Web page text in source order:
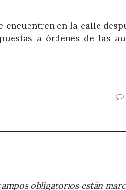
encuentren en la calle
a órdenes de las
obligatorios están